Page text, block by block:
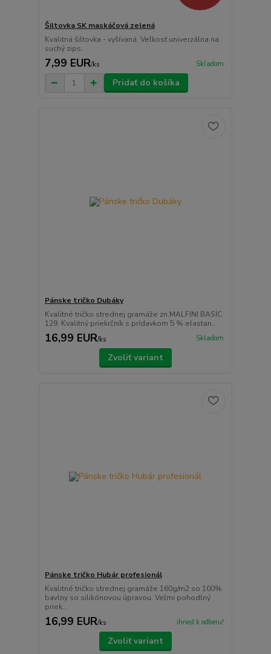
Šiltovka SK maskáčová zelená
Kvalitná šiltovka - vyšívaná. Veľkosť univerzálna na
suchý zips.
7,99 EUR/ks Skladom
Pridať do košíka
Pánske tričko Dubáky
Kvalitné tričko strednej gramáže zn.MALFINI BASIC
129. Kvalitný priekrčník s prídavkom 5 % elastan...
16,99 EUR/ks Skladom
Zvoliť variant
Pánske tričko Hubár profesionál
Kvalitné tričko strednej gramáže 160g/m2 so 100%
bavlny so silikónovou úpravou. Veľmi pohodlný
priek...
16,99 EUR/ks ihneď k odberu!
Zvoliť variant